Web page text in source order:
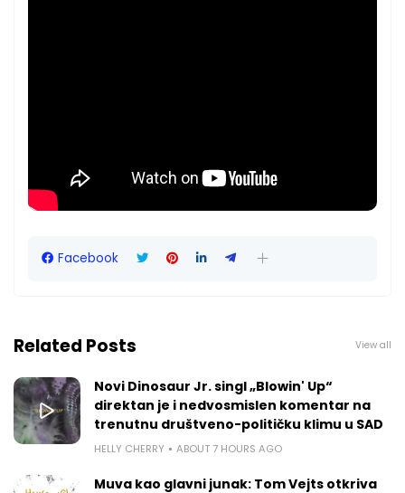
Facebook
Related Posts View all
Novi Dinosaur Jr. singl „Blowin' Up“
direktan je i nedvosmislen komentar na
trenutnu društveno-političku klimu u SAD
HELLY CHERRY ABOUT 7 HOURS AGO
Muva kao glavni junak: Tom Vejts otkriva